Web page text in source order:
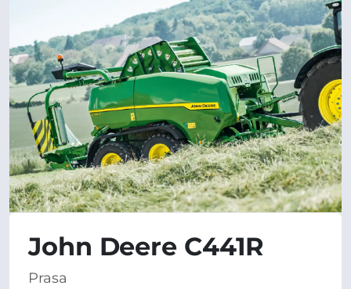
John Deere C441R
Prasa